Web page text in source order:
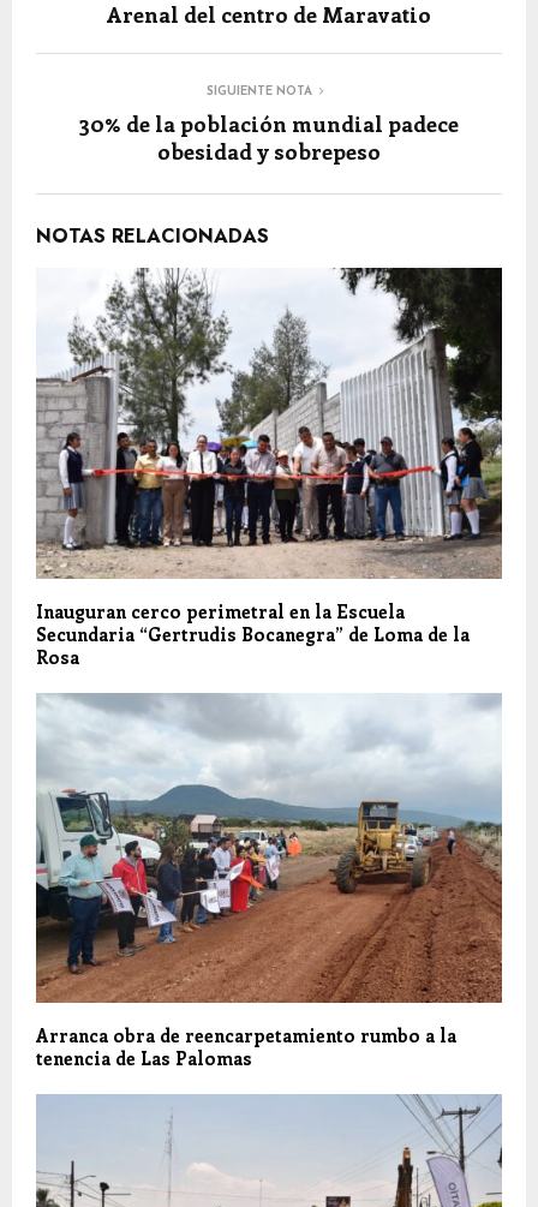
Arenal del centro de Maravatio
SIGUIENTE NOTA
30% de la población mundial padece
obesidad y sobrepeso
NOTAS RELACIONADAS
Inauguran cerco perimetral en la Escuela
Secundaria “Gertrudis Bocanegra” de Loma de la
Rosa
Arranca obra de reencarpetamiento rumbo a la
tenencia de Las Palomas